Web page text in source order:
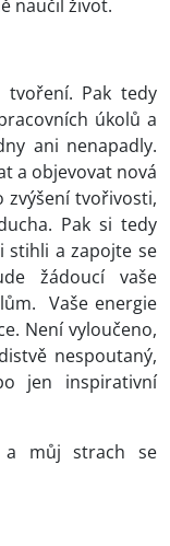
naučil život.
Pak tedy
úkolů a
ani nenapadly.
a objevovat nová
zvýšení tvořivosti,
Pak si tedy
stihli a zapojte se
žádoucí vaše
Vaše energie
Není vyloučeno,
nespoutaný,
jen inspirativní
a můj strach se